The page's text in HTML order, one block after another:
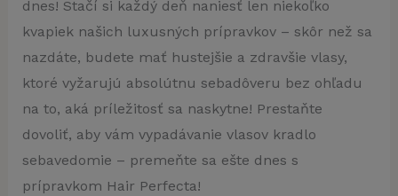
dnes! Stačí si každý deň naniesť len niekoľko
kvapiek našich luxusných prípravkov – skôr než sa
nazdáte, budete mať hustejšie a zdravšie vlasy,
ktoré vyžarujú absolútnu sebadôveru bez ohľadu
na to, aká príležitosť sa naskytne! Prestaňte
dovoliť, aby vám vypadávanie vlasov kradlo
sebavedomie – premeňte sa ešte dnes s
prípravkom Hair Perfecta!